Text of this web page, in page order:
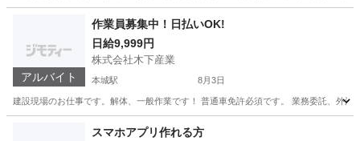
その他
アルバイト
作業員募集中！日払いOK!
日給9,999円
株式会社木下産業
本城駅 8月3日
建設現場のお仕事です。解体、一般作業です！ 普通車免許必須です。 業務委託、外注
本城駅 その他
スマホアプリ作れる方